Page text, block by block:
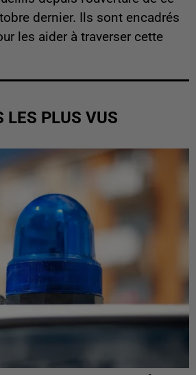
dernier. Ils sont encadrés
les aider à traverser cette
LES PLUS VUS